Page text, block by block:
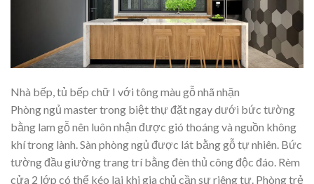
Nhà bếp, tủ bếp chữ I với tông màu gỗ nhã nhặn
Phòng ngủ master trong biệt thự đặt ngay dưới bức tường
bằng lam gỗ nên luôn nhận được gió thoáng và nguồn không
khí trong lành. Sàn phòng ngủ được lát bằng gỗ tự nhiên. Bức
tường đầu giường trang trí bằng đèn thủ công độc đáo. Rèm
cửa 2 lớp có thể kéo lại khi gia chủ cần sự riêng tư. Phòng trẻ